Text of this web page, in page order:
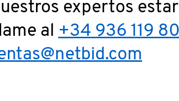
expertos
al +34 936 119